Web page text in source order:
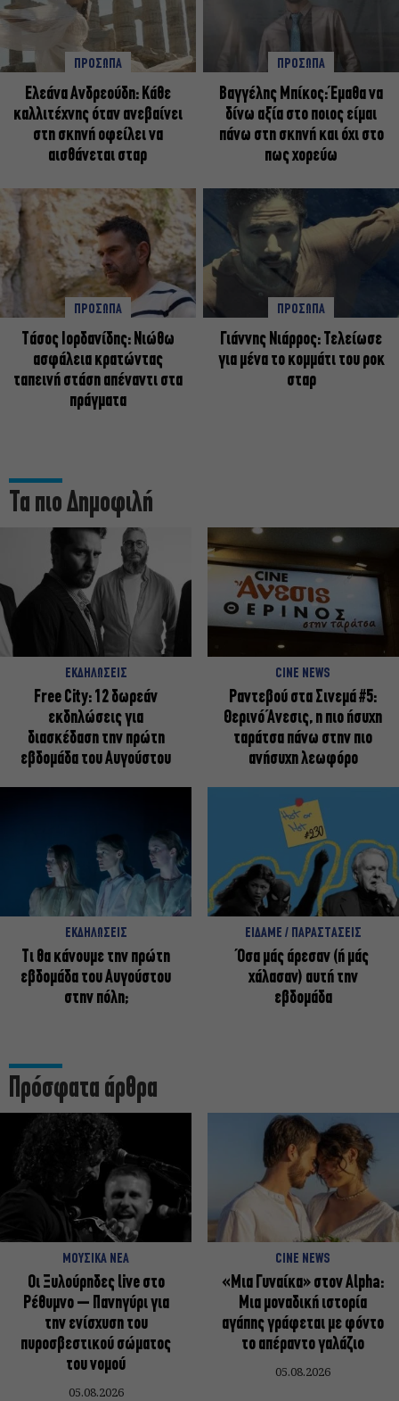
ΠΡΟΣΩΠΑ
Ελεάνα Ανδρεούδη: Κάθε
καλλιτέχνης όταν ανεβαίνει
στη σκηνή οφείλει να
αισθάνεται σταρ
ΠΡΟΣΩΠΑ
Βαγγέλης Μπίκος: Έμαθα να
δίνω αξία στο ποιος είμαι
πάνω στη σκηνή και όχι στο
πως χορεύω
ΠΡΟΣΩΠΑ
Tάσος Ιορδανίδης: Νιώθω
ασφάλεια κρατώντας
ταπεινή στάση απέναντι στα
πράγματα
ΠΡΟΣΩΠΑ
Γιάννης Νιάρρος: Τελείωσε
για μένα το κομμάτι του ροκ
σταρ
Τα πιο Δημοφιλή
ΕΚΔΗΛΩΣΕΙΣ
Free City: 12 δωρεάν
εκδηλώσεις για
διασκέδαση την πρώτη
εβδομάδα του Αυγούστου
CINE NEWS
Ραντεβού στα Σινεμά #5:
Θερινό Άνεσις, η πιο ήσυχη
ταράτσα πάνω στην πιο
ανήσυχη λεωφόρο
ΕΚΔΗΛΩΣΕΙΣ
Τι θα κάνουμε την πρώτη
εβδομάδα του Αυγούστου
στην πόλη;
ΕΙΔΑΜΕ / ΠΑΡΑΣΤΑΣΕΙΣ
Όσα μάς άρεσαν (ή μάς
χάλασαν) αυτή την
εβδομάδα
Πρόσφατα άρθρα
ΜΟΥΣΙΚΑ ΝΕΑ
Οι Ξυλούρηδες live στο
Ρέθυμνο – Πανηγύρι για
την ενίσχυση του
πυροσβεστικού σώματος
του νομού
05.08.2026
CINE NEWS
«Μια Γυναίκα» στον Alpha:
Μια μοναδική ιστορία
αγάπης γράφεται με φόντο
το απέραντο γαλάζιο
05.08.2026